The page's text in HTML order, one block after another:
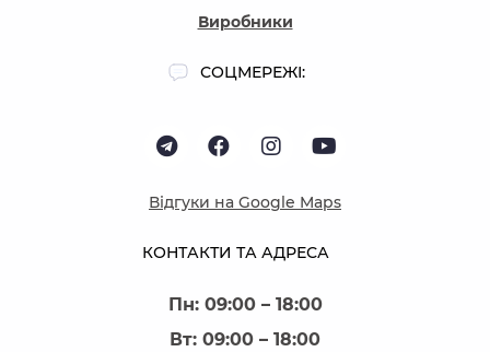
КОНТАКТИ ТА АДРЕСА
Пн: 09:00 – 18:00
Вт: 09:00 – 18:00
Виробники
СОЦМЕРЕЖІ:
Відгуки на Google Maps